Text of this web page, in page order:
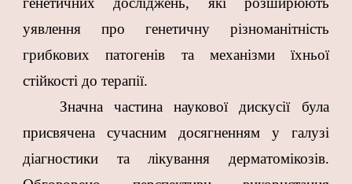
уявлення про генетичну різноманітність
грибкових патогенів та механізми їхньої
стійкості до терапії.
Значна частина наукової дискусії була
присвячена сучасним досягненням у галузі
діагностики та лікування дерматомікозів.